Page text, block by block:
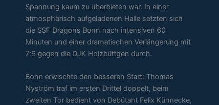
Spannung kaum zu überbieten war. In einer
atmosphärisch aufgeladenen Halle setzten sich
die SSF Dragons Bonn nach intensiven 60
Minuten und einer dramatischen Verlängerung mit
7:6 gegen die DJK Holzbüttgen durch.
Bonn erwischte den besseren Start: Thomas
Nyström traf im ersten Drittel doppelt, beim
zweiten Tor bedient von Debütant Felix Künnecke,